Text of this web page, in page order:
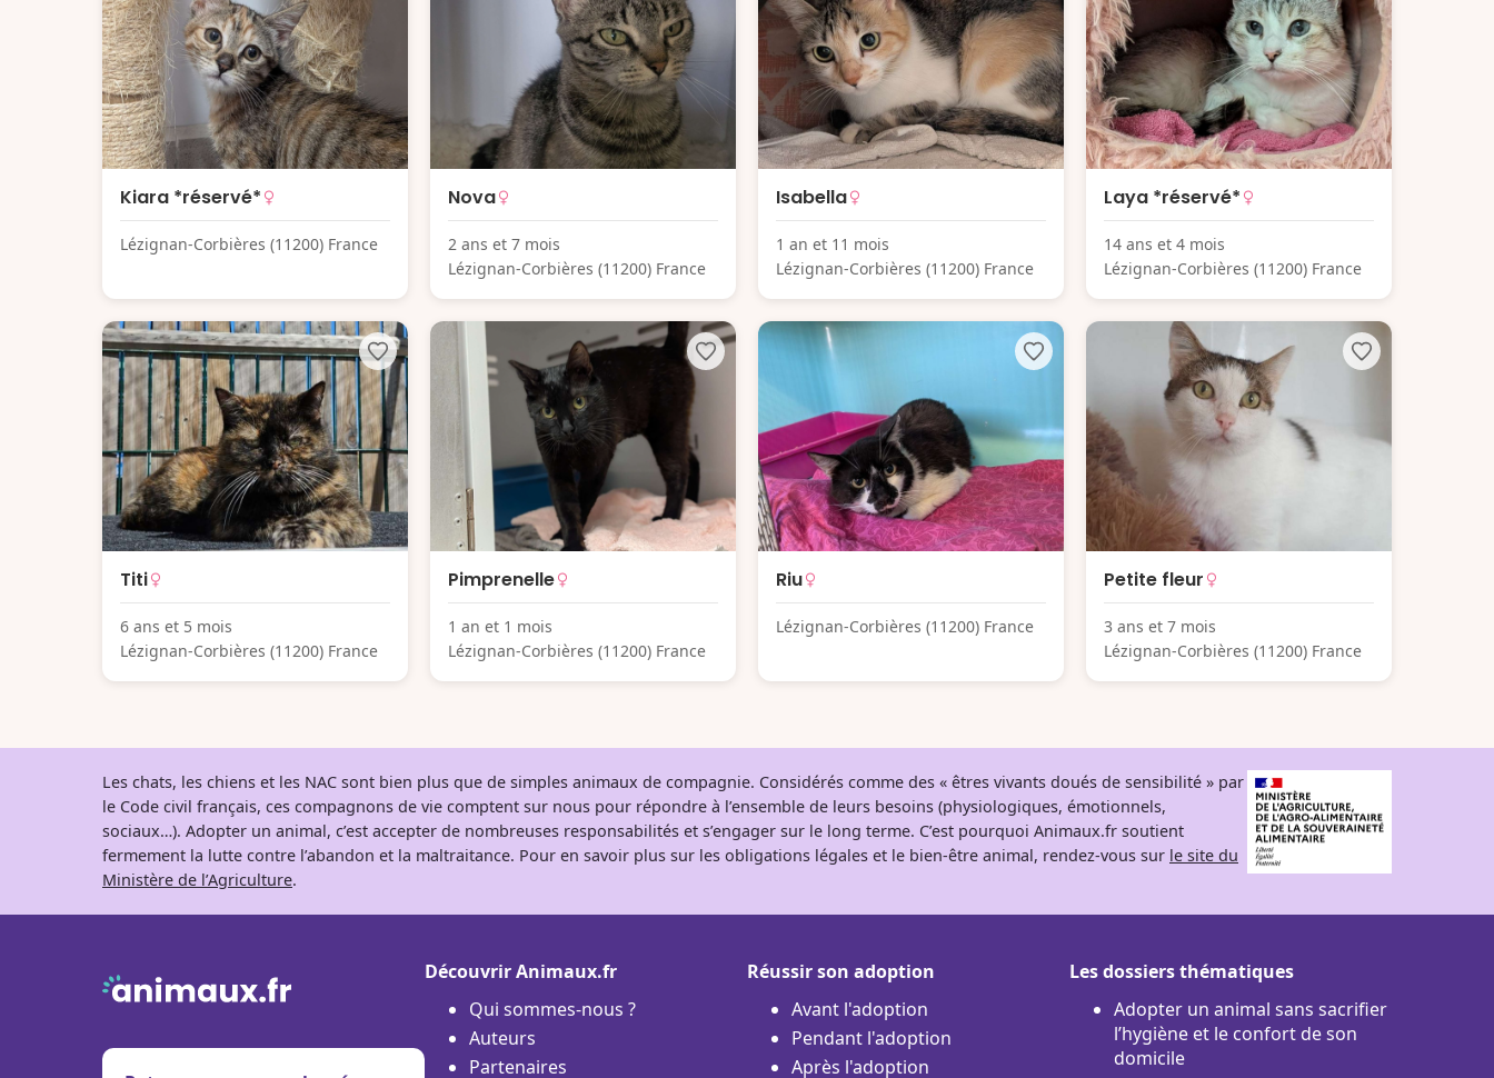
Kiara *réservé*
Lézignan-Corbières (11200) France
Nova
2 ans et 7 mois
Lézignan-Corbières (11200) France
Isabella
1 an et 11 mois
Lézignan-Corbières (11200) France
Laya *réservé*
14 ans et 4 mois
Lézignan-Corbières (11200) France
Titi
6 ans et 5 mois
Lézignan-Corbières (11200) France
Pimprenelle
1 an et 1 mois
Lézignan-Corbières (11200) France
Riu
Lézignan-Corbières (11200) France
Petite fleur
3 ans et 7 mois
Lézignan-Corbières (11200) France
Les chats, les chiens et les NAC sont bien plus que de simples animaux de compagnie. Considérés comme des « êtres vivants doués de sensibilité » par
le Code civil français, ces compagnons de vie comptent sur nous pour répondre à l’ensemble de leurs besoins (physiologiques, émotionnels,
sociaux…). Adopter un animal, c’est accepter de nombreuses responsabilités et s’engager sur le long terme. C’est pourquoi Animaux.fr soutient
fermement la lutte contre l’abandon et la maltraitance. Pour en savoir plus sur les obligations légales et le bien-être animal, rendez-vous sur le site du
Ministère de l’Agriculture.
Découvrir Animaux.fr
Qui sommes-nous ?
Auteurs
Partenaires
Réussir son adoption
Avant l'adoption
Pendant l'adoption
Après l'adoption
Les dossiers thématiques
Adopter un animal sans sacrifier
l’hygiène et le confort de son
domicile